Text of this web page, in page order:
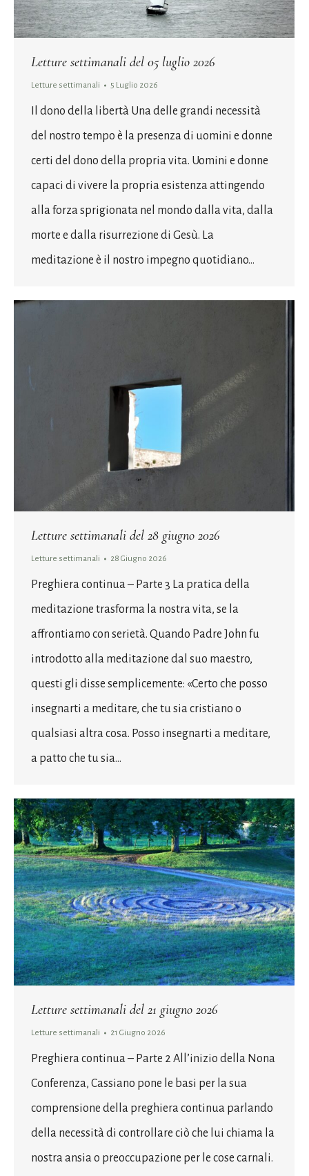
Letture settimanali del 05 luglio 2026
Letture settimanali 5 Luglio 2026
Il dono della libertà Una delle grandi necessità
del nostro tempo è la presenza di uomini e donne
certi del dono della propria vita. Uomini e donne
capaci di vivere la propria esistenza attingendo
alla forza sprigionata nel mondo dalla vita, dalla
morte e dalla risurrezione di Gesù. La
meditazione è il nostro impegno quotidiano…
Letture settimanali del 28 giugno 2026
Letture settimanali 28 Giugno 2026
Preghiera continua – Parte 3 La pratica della
meditazione trasforma la nostra vita, se la
affrontiamo con serietà. Quando Padre John fu
introdotto alla meditazione dal suo maestro,
questi gli disse semplicemente: «Certo che posso
insegnarti a meditare, che tu sia cristiano o
qualsiasi altra cosa. Posso insegnarti a meditare,
a patto che tu sia…
Letture settimanali del 21 giugno 2026
Letture settimanali 21 Giugno 2026
Preghiera continua – Parte 2 All’inizio della Nona
Conferenza, Cassiano pone le basi per la sua
comprensione della preghiera continua parlando
della necessità di controllare ciò che lui chiama la
nostra ansia o preoccupazione per le cose carnali.